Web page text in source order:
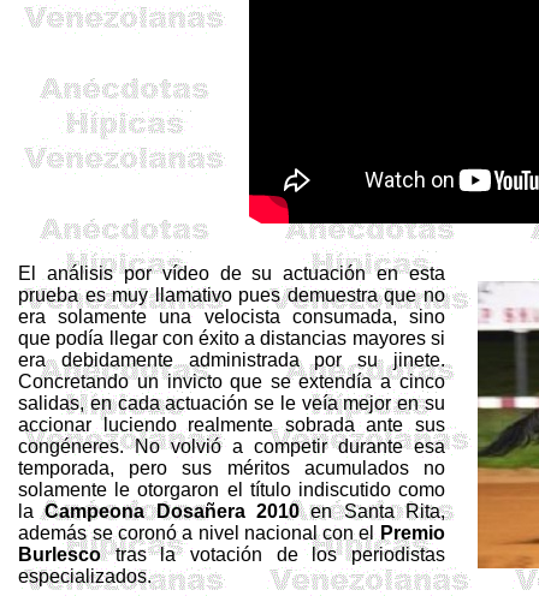
El análisis por vídeo de su actuación en esta
prueba es muy llamativo pues demuestra que no
era solamente una velocista consumada, sino
que podía llegar con éxito a distancias mayores si
era debidamente administrada por su jinete.
Concretando un invicto que se extendía a cinco
salidas, en cada actuación se le veía mejor en su
accionar luciendo realmente sobrada ante sus
congéneres. No volvió a competir durante esa
temporada, pero sus méritos acumulados no
solamente le otorgaron el título indiscutido como
laCampeona Dosañera 2010en Santa Rita,
además se coronó a nivel nacional con elPremio
Burlescotras la votación de los periodistas
especializados.